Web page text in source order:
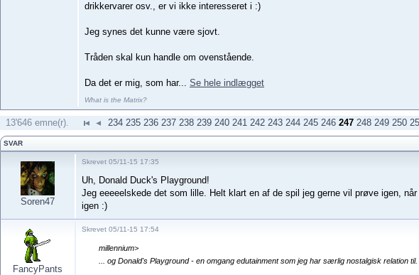
drikkervarer osv., er vi ikke interesseret i :)
Jeg synes det kunne være sjovt.
Tråden skal kun handle om ovenstående.
Da det er mig, som har... Se hele indlægget
What is the Matrix?
13'646 emne(r). 234 235 236 237 238 239 240 241 242 243 244 245 246 247 248 249 250
SVAR
Soren47
Skrevet 05/11-15 17:35
Uh, Donald Duck's Playground!
Jeg eeeeelskede det som lille. Helt klart en af de spil jeg gerne vil prøve igen,
igen :)
FancyPants
Skrevet 05/11-15 17:54
millennium>
... og Donald's Playground - en omgang edutainment som jeg har særlig nostalgisk relation til.